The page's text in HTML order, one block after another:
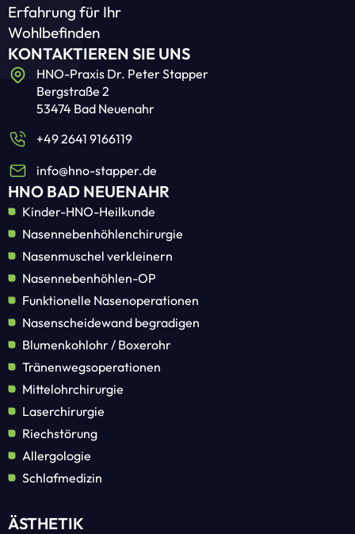
Erfahrung für Ihr
Wohlbefinden
KONTAKTIEREN SIE UNS
HNO-Praxis Dr. Peter Stapper
Bergstraße 2
53474 Bad Neuenahr
+49 2641 9166119
info@hno-stapper.de
HNO BAD NEUENAHR
Kinder-HNO-Heilkunde
Nasennebenhöhlenchirurgie
Nasenmuschel verkleinern
Nasennebenhöhlen-OP
Funktionelle Nasenoperationen
Nasenscheidewand begradigen
Blumenkohlohr / Boxerohr
Tränenwegsoperationen
Mittelohrchirurgie
Laserchirurgie
Riechstörung
Allergologie
Schlafmedizin
ÄSTHETIK